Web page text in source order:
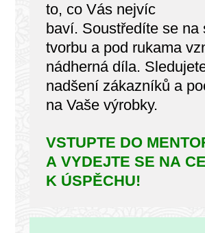
to, co Vás nejvíc
baví. Soustředíte se na
tvorbu a pod rukama
nádherná díla.
nadšení zákazníků a
na Vaše výrobky.
VSTUPTE DO
A VYDEJTE SE NA
K ÚSPĚCHU!